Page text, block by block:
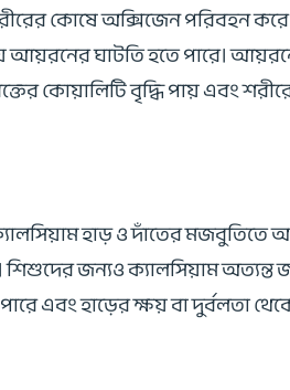
কোষে অক্সিজেন পরিবহন
ঘাটতি হতে পারে। আয়রনের
কোয়ালিটি বৃদ্ধি পায় এবং
হাড় ও দাঁতের মজবুতিতে
জন্যও ক্যালসিয়াম অত্যন্ত
এবং হাড়ের ক্ষয় বা দুর্বলতা